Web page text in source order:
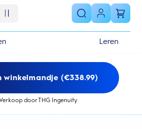
Leren
winkelmandje (€338.99)
door THG Ingenuity